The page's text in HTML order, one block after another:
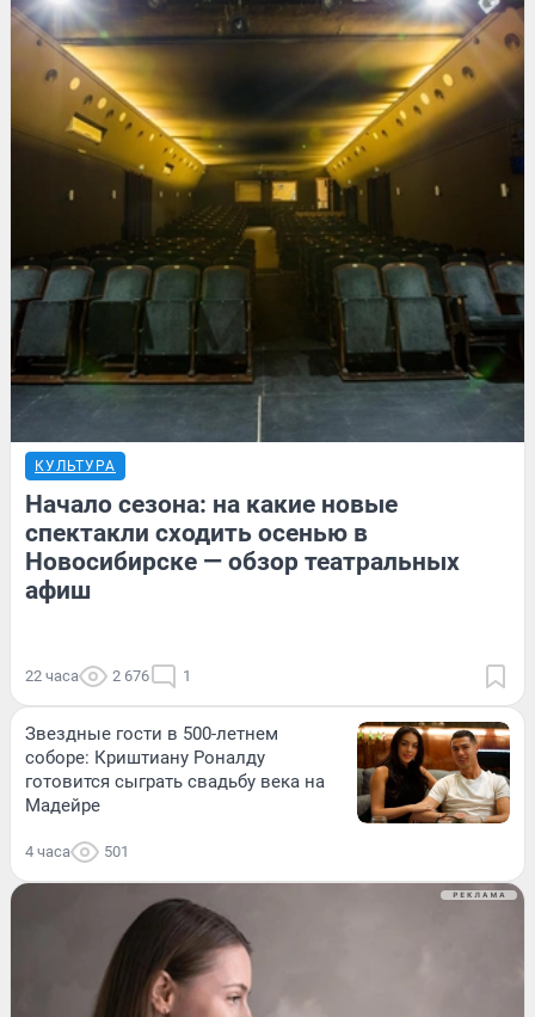
КУЛЬТУРА
Начало сезона: на какие новые
спектакли сходить осенью в
Новосибирске — обзор театральных
афиш
22 часа 2 676 1
Звездные гости в 500-летнем
соборе: Криштиану Роналду
готовится сыграть свадьбу века на
Мадейре
4 часа 501